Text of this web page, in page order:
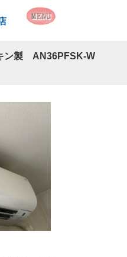
ン製 AN36PFSK-W